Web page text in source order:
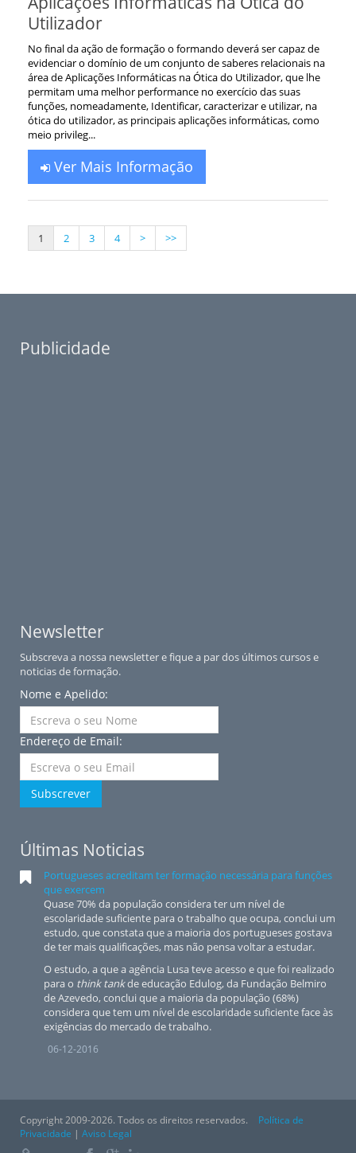
Utilizador
No final da ação de formação o formando deverá ser capaz de
evidenciar o domínio de um conjunto de saberes relacionais na
área de Aplicações Informáticas na Ótica do Utilizador, que lhe
permitam uma melhor performance no exercício das suas
funções, nomeadamente, Identificar, caracterizar e utilizar, na
ótica do utilizador, as principais aplicações informáticas, como
meio privileg...
Ver Mais Informação
1 2 3 4 > >>
Publicidade
Newsletter
Subscreva a nossa newsletter e fique a par dos últimos cursos e
noticias de formação.
Nome e Apelido:
Endereço de Email:
Subscrever
Últimas Noticias
Portugueses acreditam ter formação necessária para funções
que exercem
Quase 70% da população considera ter um nível de
escolaridade suficiente para o trabalho que ocupa, conclui um
estudo, que constata que a maioria dos portugueses gostava
de ter mais qualificações, mas não pensa voltar a estudar.
O estudo, a que a agência Lusa teve acesso e que foi realizado
para o think tankde educação Edulog, da Fundação Belmiro
de Azevedo, conclui que a maioria da população (68%)
considera que tem um nível de escolaridade suficiente face às
exigências do mercado de trabalho.
06-12-2016
Copyright 2009-2026. Todos os direitos reservados.
Política de
Privacidade | Aviso Legal